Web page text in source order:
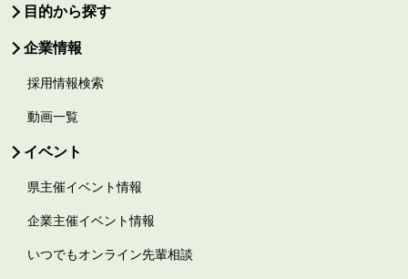
目的から探す
企業情報
採用情報検索
動画一覧
イベント
県主催イベント情報
企業主催イベント情報
いつでもオンライン先輩相談